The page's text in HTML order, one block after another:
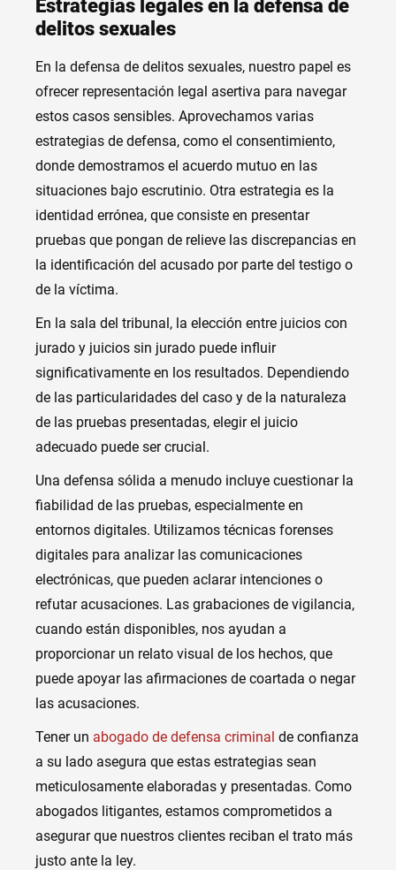
Estrategias legales en la defensa de
delitos sexuales
En la defensa de delitos sexuales, nuestro papel es
ofrecer representación legal asertiva para navegar
estos casos sensibles. Aprovechamos varias
estrategias de defensa, como el consentimiento,
donde demostramos el acuerdo mutuo en las
situaciones bajo escrutinio. Otra estrategia es la
identidad errónea, que consiste en presentar
pruebas que pongan de relieve las discrepancias en
la identificación del acusado por parte del testigo o
de la víctima.
En la sala del tribunal, la elección entre juicios con
jurado y juicios sin jurado puede influir
significativamente en los resultados. Dependiendo
de las particularidades del caso y de la naturaleza
de las pruebas presentadas, elegir el juicio
adecuado puede ser crucial.
Una defensa sólida a menudo incluye cuestionar la
fiabilidad de las pruebas, especialmente en
entornos digitales. Utilizamos técnicas forenses
digitales para analizar las comunicaciones
electrónicas, que pueden aclarar intenciones o
refutar acusaciones. Las grabaciones de vigilancia,
cuando están disponibles, nos ayudan a
proporcionar un relato visual de los hechos, que
puede apoyar las afirmaciones de coartada o negar
las acusaciones.
Tener un abogado de defensa criminal de confianza
a su lado asegura que estas estrategias sean
meticulosamente elaboradas y presentadas. Como
abogados litigantes, estamos comprometidos a
asegurar que nuestros clientes reciban el trato más
justo ante la ley.